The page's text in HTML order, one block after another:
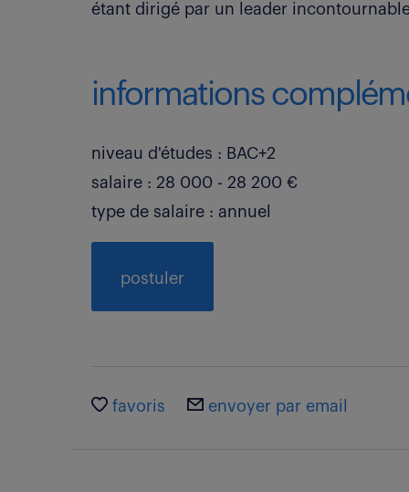
étant dirigé par un leader
informations
niveau d'études : BAC+2
salaire : 28 000 - 28 200 €
type de salaire : annuel
postuler
favoris envoyer par email